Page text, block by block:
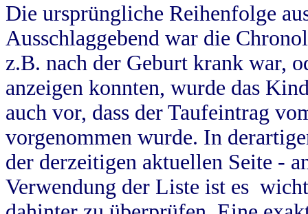
Die ursprüngliche Reihenfolge
Ausschlaggebend war die
z.B. nach der Geburt krank war,
anzeigen konnten, wurde das
auch vor, dass der Taufeintrag
vorgenommen wurde. In
der derzeitigen aktuellen Seite -
Verwendung der Liste ist es